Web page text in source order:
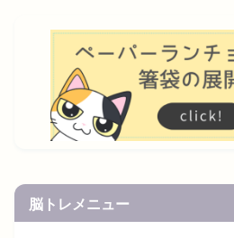
脳トレメニュー